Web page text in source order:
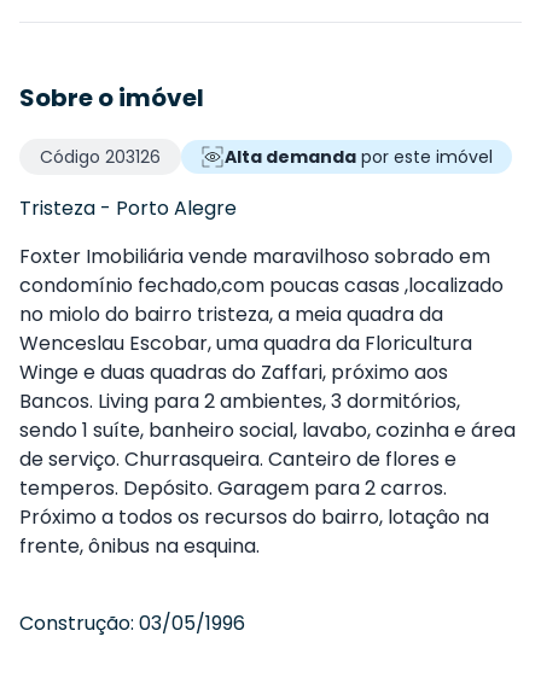
Sobre o imóvel
Código 203126 Alta demanda por este imóvel
Tristeza - Porto Alegre
Foxter Imobiliária vende maravilhoso sobrado em
condomínio fechado,com poucas casas ,localizado
no miolo do bairro tristeza, a meia quadra da
Wenceslau Escobar, uma quadra da Floricultura
Winge e duas quadras do Zaffari, próximo aos
Bancos. Living para 2 ambientes, 3 dormitórios,
sendo 1 suíte, banheiro social, lavabo, cozinha e área
de serviço. Churrasqueira. Canteiro de flores e
temperos. Depósito. Garagem para 2 carros.
Próximo a todos os recursos do bairro, lotaçâo na
frente, ônibus na esquina.
Construção: 03/05/1996